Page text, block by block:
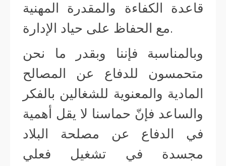
قاعدة الكفاءة والمقدرة المهنية
مع الحفاظ على حياد الإدارة.
وبالمناسبة فإننا وبقدر ما نحن
متحمسون للدفاع عن المصالح
المادية والمعنوية للشغالين بالفكر
والساعد فإنّ حماسنا لا يقل أهمية
في الدفاع عن مصلحة البلاد
مجسدة في تشغيل فعلي